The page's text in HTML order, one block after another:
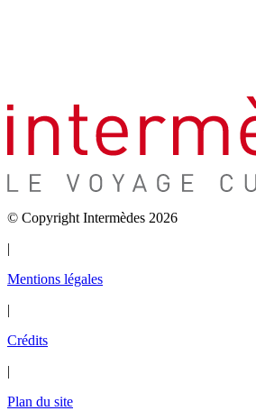
© Copyright Intermèdes 2026
|
Mentions légales
|
Crédits
|
Plan du site